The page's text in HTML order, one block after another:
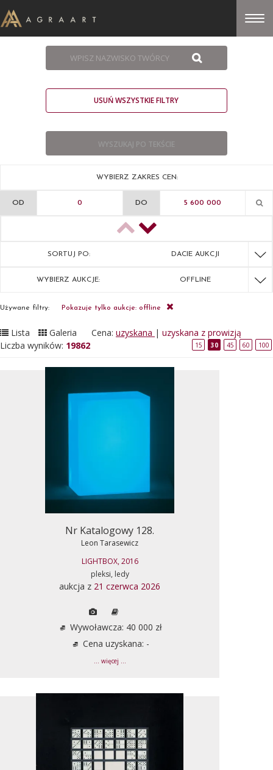
USUŃ WSZYSTKIE FILTRY
WYBIERZ ZAKRES CEN:
OD DO
SORTUJ PO: DACIE AUKCJI
WYBIERZ AUKCJE: OFFLINE
Używane filtry: Pokazuje tylko aukcje: offline
Lista Galeria Cena: uzyskana | uzyskana z prowizją
Liczba wyników: 19862 15 30 45 60 100
Nr Katalogowy 128.
Leon Tarasewicz
LIGHTBOX, 2016
pleksi, ledy
aukcja z 21 czerwca 2026
Wywoławcza: 40 000 zł
Cena uzyskana: -
... więcej ...